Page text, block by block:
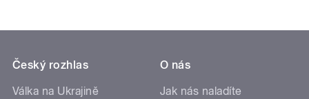
Český rozhlas
Válka na Ukrajině
O nás
Jak nás naladíte